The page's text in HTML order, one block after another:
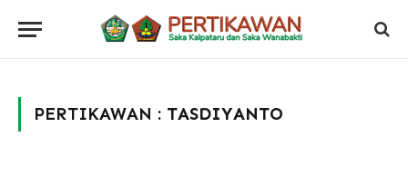
PERTIKAWAN : TASDIYANTO